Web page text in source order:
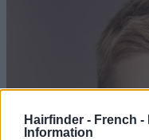
Hairfinder - French -
Information